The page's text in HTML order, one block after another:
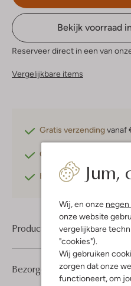
Jum,
Wij, en onze
onze website
vergelijkbare
"cookies").
Wij gebruiken
zorgen dat onze
functioneert, om
Bekijk voorraad
Reserveer direct in een van
Vergelijkbare items
Gratis verzendingvanaf
Gratis retourneren
Betaal achterafmet
Product informatie
Bezorgen & retourneren